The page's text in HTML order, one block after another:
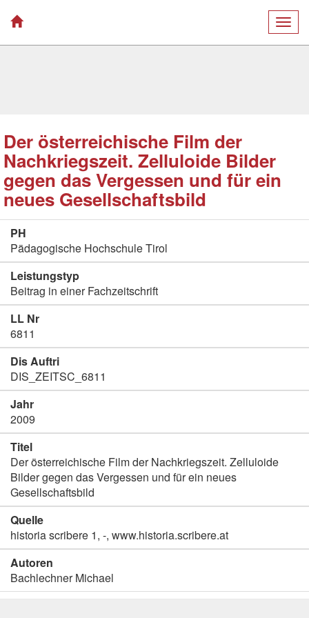
Der österreichische Film der
Nachkriegszeit. Zelluloide Bilder
gegen das Vergessen und für ein
neues Gesellschaftsbild
PH
Pädagogische Hochschule Tirol
Leistungstyp
Beitrag in einer Fachzeitschrift
LL Nr
6811
Dis Auftri
DIS_ZEITSC_6811
Jahr
2009
Titel
Der österreichische Film der Nachkriegszeit. Zelluloide
Bilder gegen das Vergessen und für ein neues
Gesellschaftsbild
Quelle
historia scribere 1, -, www.historia.scribere.at
Autoren
Bachlechner Michael